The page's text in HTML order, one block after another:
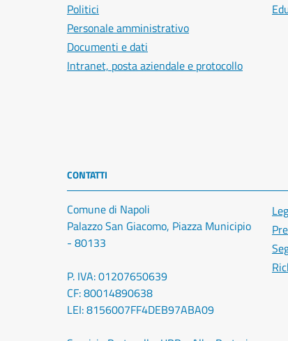
Politici
Personale amministrativo
Documenti e dati
Intranet, posta aziendale e protocollo
CONTATTI
Comune di Napoli
Palazzo San Giacomo, Piazza Municipio
- 80133
P. IVA: 01207650639
CF: 80014890638
LEI: 8156007FF4DEB97ABA09